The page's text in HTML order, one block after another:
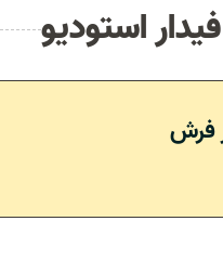
استودیو
فرش